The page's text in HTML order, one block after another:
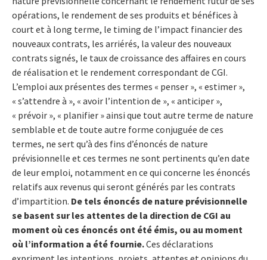
opérations, le rendement de ses produits et bénéfices à
court et à long terme, le timing de l’impact financier des
nouveaux contrats, les arriérés, la valeur des nouveaux
contrats signés, le taux de croissance des affaires en cours
de réalisation et le rendement correspondant de CGI.
L’emploi aux présentes des termes « penser », « estimer »,
« s’attendre à », « avoir l’intention de », « anticiper »,
« prévoir », « planifier » ainsi que tout autre terme de nature
semblable et de toute autre forme conjuguée de ces
termes, ne sert qu’à des fins d’énoncés de nature
prévisionnelle et ces termes ne sont pertinents qu’en date
de leur emploi, notamment en ce qui concerne les énoncés
relatifs aux revenus qui seront générés par les contrats
d’impartition. De tels énoncés de nature prévisionnelle
se basent sur les attentes de la direction de CGI au
moment où ces énoncés ont été émis, ou au moment
où l’information a été fournie.Ces déclarations